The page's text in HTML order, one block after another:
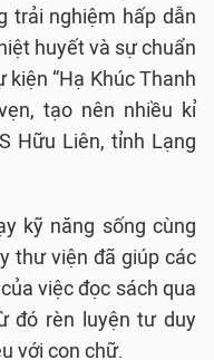
trải nghiệm hấp dẫn
huyết và sự chuẩn
kiện “Hạ Khúc Thanh
tạo nên nhiều kỉ
Hữu Liên, tỉnh Lạng
kỹ năng sống cùng
thư viện đã giúp các
việc đọc sách qua
đó rèn luyện tư duy
với con chữ.